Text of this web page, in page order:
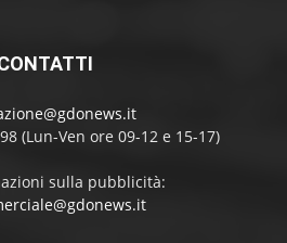
(Lun-Ven ore 09-12 e 15-17)
sulla pubblicità: